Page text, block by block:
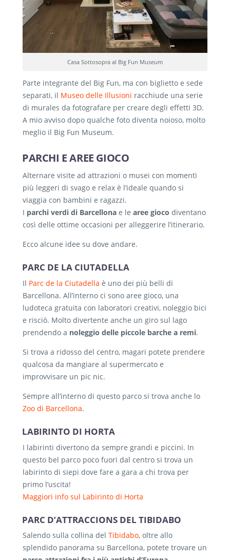
Casa Sottosopra al Big Fun Museum
Parte integrante del Big Fun, ma con biglietto e sede
separati, il Museo delle Illusioni racchiude una serie
di murales da fotografare per creare degli effetti 3D.
A mio avviso dopo qualche foto diventa noioso, molto
meglio il Big Fun Museum.
PARCHI E AREE GIOCO
Alternare visite ad attrazioni o musei con momenti
più leggeri di svago e relax è l’ideale quando si
viaggia con bambini e ragazzi.
I parchi verdi di Barcellona e le aree gioco diventano
così delle ottime occasioni per alleggerire l’itinerario.
Ecco alcune idee su dove andare.
PARC DE LA CIUTADELLA
Il Parc de la Ciutadella è uno dei più belli di
Barcellona. All’interno ci sono aree gioco, una
ludoteca gratuita con laboratori creativi, noleggio bici
e risciò. Molto divertente anche un giro sul lago
prendendo a noleggio delle piccole barche a remi.
Si trova a ridosso del centro, magari potete prendere
qualcosa da mangiare al supermercato e
improvvisare un pic nic.
Sempre all’interno di questo parco si trova anche lo
Zoo di Barcellona.
LABIRINTO DI HORTA
I labirinti divertono da sempre grandi e piccini. In
questo bel parco poco fuori dal centro si trova un
labirinto di siepi dove fare a gara a chi trova per
primo l’uscita!
Maggiori info sul Labirinto di Horta
PARC D’ATTRACCIONS DEL TIBIDABO
Salendo sulla collina del Tibidabo, oltre allo
splendido panorama su Barcellona, potete trovare un